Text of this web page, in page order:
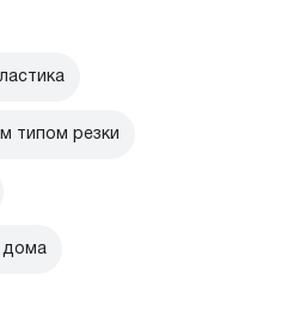
типом резки
дома